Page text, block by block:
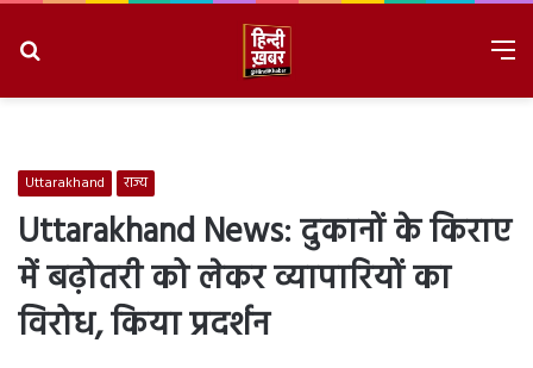
Uttarakhand राज्य
Uttarakhand News: दुकानों के किराए
में बढ़ोतरी को लेकर व्यापारियों का
विरोध, किया प्रदर्शन